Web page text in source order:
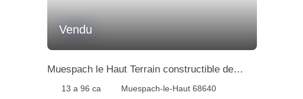
Vendu
Muespach le Haut Terrain constructible de
13,96 ares non viabilisé
13 a 96 ca Muespach-le-Haut 68640